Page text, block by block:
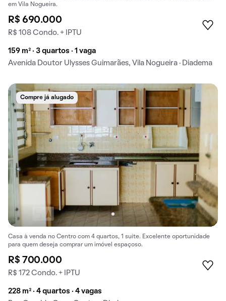
em Vila Nogueira.
R$ 690.000
R$ 108 Condo. + IPTU
159 m² · 3 quartos · 1 vaga
Avenida Doutor Ulysses Guimarães, Vila Nogueira · Diadema
Compre já alugado
Casa à venda no Centro com 4 quartos, 1 suíte. Excelente oportunidade
para quem deseja comprar um imóvel espaçoso.
R$ 700.000
R$ 172 Condo. + IPTU
228 m² · 4 quartos · 4 vagas